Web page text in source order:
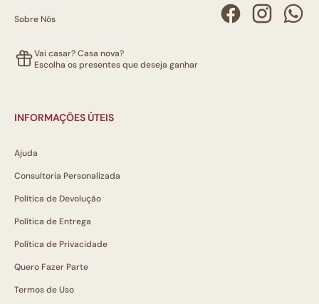
Sobre Nós
Vai casar? Casa nova?
Escolha os presentes que deseja ganhar
INFORMAÇÕES ÚTEIS
Ajuda
Consultoria Personalizada
Política de Devolução
Política de Entrega
Política de Privacidade
Quero Fazer Parte
Termos de Uso